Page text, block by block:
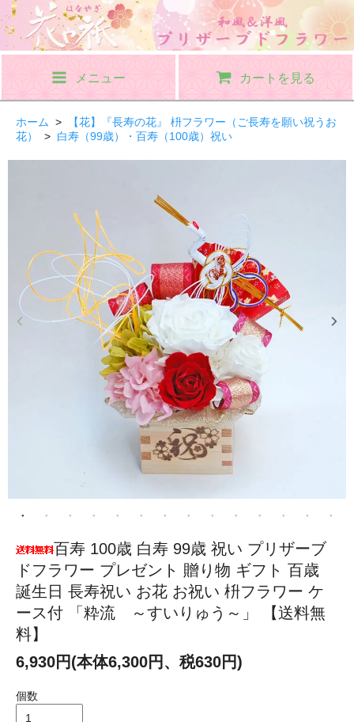
メニュー カートを見る
ホーム >
【花】『長寿の花』 枡フラワー（ご長寿を願い祝うお
花）
> 白寿（99歳）・百寿（100歳）祝い
百寿 100歳 白寿 99歳 祝い プリザーブ
ドフラワー プレゼント 贈り物 ギフト 百歳
誕生日 長寿祝い お花 お祝い 枡フラワー ケ
ース付 「粋流 ～すいりゅう～」 【送料無
料】
6,930円(本体6,300円、税630円)
個数